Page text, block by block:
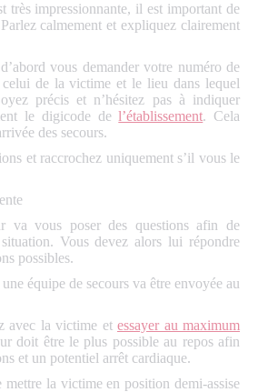
très impressionnante, il est important de
calmement et expliquez clairement
vous demander votre numéro de
de la victime et le lieu dans lequel
précis et n’hésitez pas à indiquer
le digicode del’établissement. Cela
des secours.
et raccrochez uniquement s’il vous le
va vous poser des questions afin de
Vous devez alors lui répondre
possibles.
équipe de secours va être envoyée au
avec la victime et essayer au maximum
doit être le plus possible au repos afin
et un potentiel arrêt cardiaque.
mettre la victime en position demi-assise